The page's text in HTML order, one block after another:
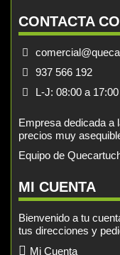
CONTACTA
937 566 192
L-J: 08:00 a
Empresa dedicada a
precios muy
Equipo de
MI CUENTA
Bienvenido a tu
tus direcciones y
Mi Cuenta